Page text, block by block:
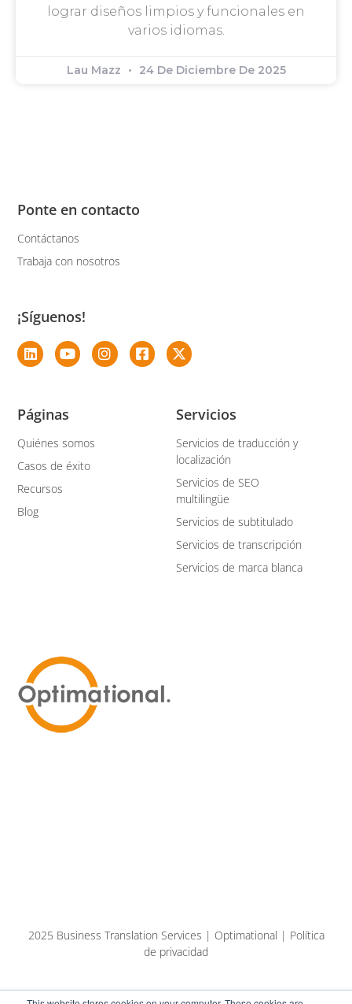
lograr diseños limpios y funcionales en
varios idiomas.
Lau Mazz 24 De Diciembre De 2025
Servicios
Servicios de traducción y
localización
Servicios de SEO
multilingüe
Servicios de subtitulado
Servicios de transcripción
Servicios de marca blanca
Páginas
Quiénes somos
Casos de éxito
Recursos
Blog
Ponte en contacto
Contáctanos
Trabaja con nosotros
¡Síguenos!
2025 Business Translation Services | Optimational | Política
de privacidad